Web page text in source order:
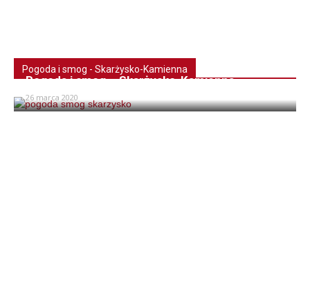
Pogoda i smog - Skarżysko-Kamienna
Pogoda i smog – Skarżysko-Kamienna
26 marca 2020